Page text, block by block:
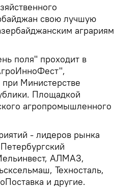
свою лучшую
аграриям
поля" проходит в
Министерстве
Площадкой
агропромышленного
- лидеров рынка
АЛМАЗ,
Техносталь,
и другие.